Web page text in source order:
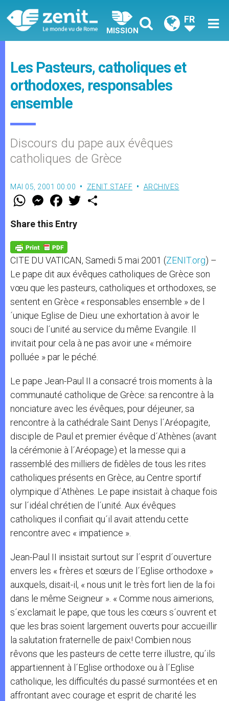
MISSION
FR
Les Pasteurs, catholiques et
orthodoxes, responsables
ensemble
Discours du pape aux évêques
catholiques de Grèce
MAI 05, 2001 00:00 ZENIT STAFF ARCHIVES
W
t
s
p
p
M
e
s
e
g
e
r
F
a
e
b
o
k
w
Share this Entry
CITE DU VATICAN, Samedi 5 mai 2001 (ZENIT.org) –
Le pape dit aux évêques catholiques de Grèce son
vœu que les pasteurs, catholiques et orthodoxes, se
sentent en Grèce « responsables ensemble » de l
´unique Eglise de Dieu: une exhortation à avoir le
souci de l´unité au service du même Evangile. Il
invitait pour cela à ne pas avoir une « mémoire
polluée » par le péché.
Le pape Jean-Paul II a consacré trois moments à la
communauté catholique de Grèce: sa rencontre à la
nonciature avec les évêques, pour déjeuner, sa
rencontre à la cathédrale Saint Denys l´Aréopagite,
disciple de Paul et premier évêque d´Athènes (avant
la cérémonie à l´Aréopage) et la messe qui a
rassemblé des milliers de fidèles de tous les rites
catholiques présents en Grèce, au Centre sportif
olympique d´Athènes. Le pape insistait à chaque fois
sur l´idéal chrétien de l´unité. Aux évêques
catholiques il confiait qu´il avait attendu cette
rencontre avec « impatience ».
Jean-Paul II insistait surtout sur l´esprit d´ouverture
envers les « frères et sœurs de l´Eglise orthodoxe »
auxquels, disait-il, « nous unit le très fort lien de la foi
dans le même Seigneur ». « Comme nous aimerions,
s´exclamait le pape, que tous les cœurs s´ouvrent et
que les bras soient largement ouverts pour accueillir
la salutation fraternelle de paix! Combien nous
rêvons que les pasteurs de cette terre illustre, qu´ils
appartiennent à l´Eglise orthodoxe ou à l´Eglise
catholique, les difficultés du passé surmontées et en
affrontant avec courage et esprit de charité les